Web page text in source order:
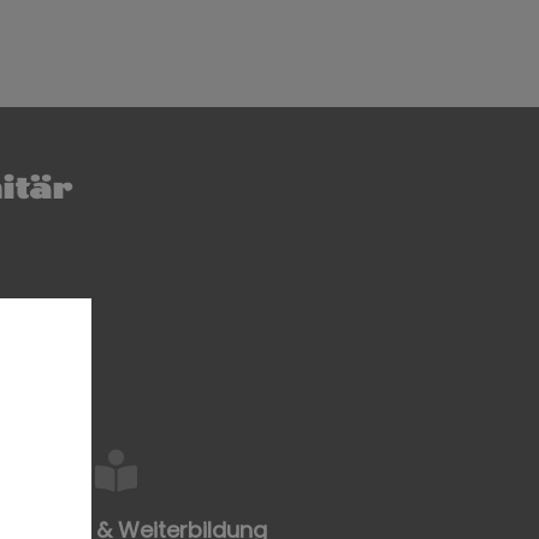
& Weiterbildung